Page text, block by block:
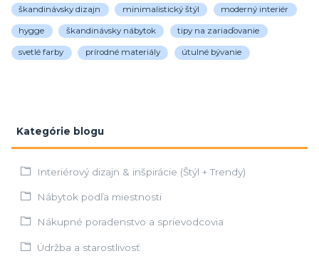
Kategórie blogu
Interiérový dizajn & inšpirácie (Štýl + Trendy)
Nábytok podľa miestnosti
Nákupné poradenstvo a sprievodcovia
Údržba a starostlivosť
škandinávsky dizajn
minimalistický štýl moderný interiér
hygge škandinávsky nábytok tipy na zariaďovanie
svetlé farby prírodné materiály útulné bývanie